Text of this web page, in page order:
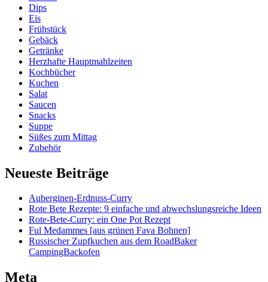
Dips
Eis
Frühstück
Gebäck
Getränke
Herzhafte Hauptmahlzeiten
Kochbücher
Kuchen
Salat
Saucen
Snacks
Suppe
Süßes zum Mittag
Zubehör
Neueste Beiträge
Auberginen-Erdnuss-Curry
Rote Bete Rezepte: 9 einfache und abwechslungsreiche Ideen
Rote-Bete-Curry: ein One Pot Rezept
Ful Medammes [aus grünen Fava Bohnen]
Russischer Zupfkuchen aus dem RoadBaker
CampingBackofen
Meta